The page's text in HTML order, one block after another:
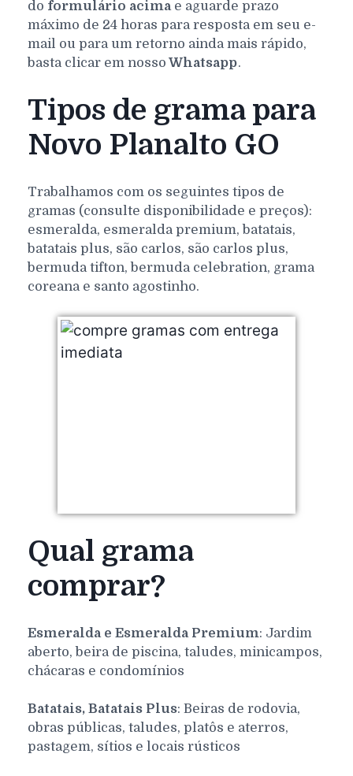
do formulário acima e aguarde prazo
máximo de 24 horas para resposta em seu e-
mail ou para um retorno ainda mais rápido,
basta clicar em nosso Whatsapp.
Tipos de grama para
Novo Planalto GO
Trabalhamos com os seguintes tipos de
gramas (consulte disponibilidade e preços):
esmeralda, esmeralda premium, batatais,
batatais plus, são carlos, são carlos plus,
bermuda tifton, bermuda celebration, grama
coreana e santo agostinho.
Qual grama
comprar?
Esmeralda e Esmeralda Premium: Jardim
aberto, beira de piscina, taludes, minicampos,
chácaras e condomínios
Batatais, Batatais Plus: Beiras de rodovia,
obras públicas, taludes, platôs e aterros,
pastagem, sítios e locais rústicos